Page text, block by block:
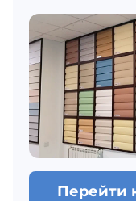
Перейти